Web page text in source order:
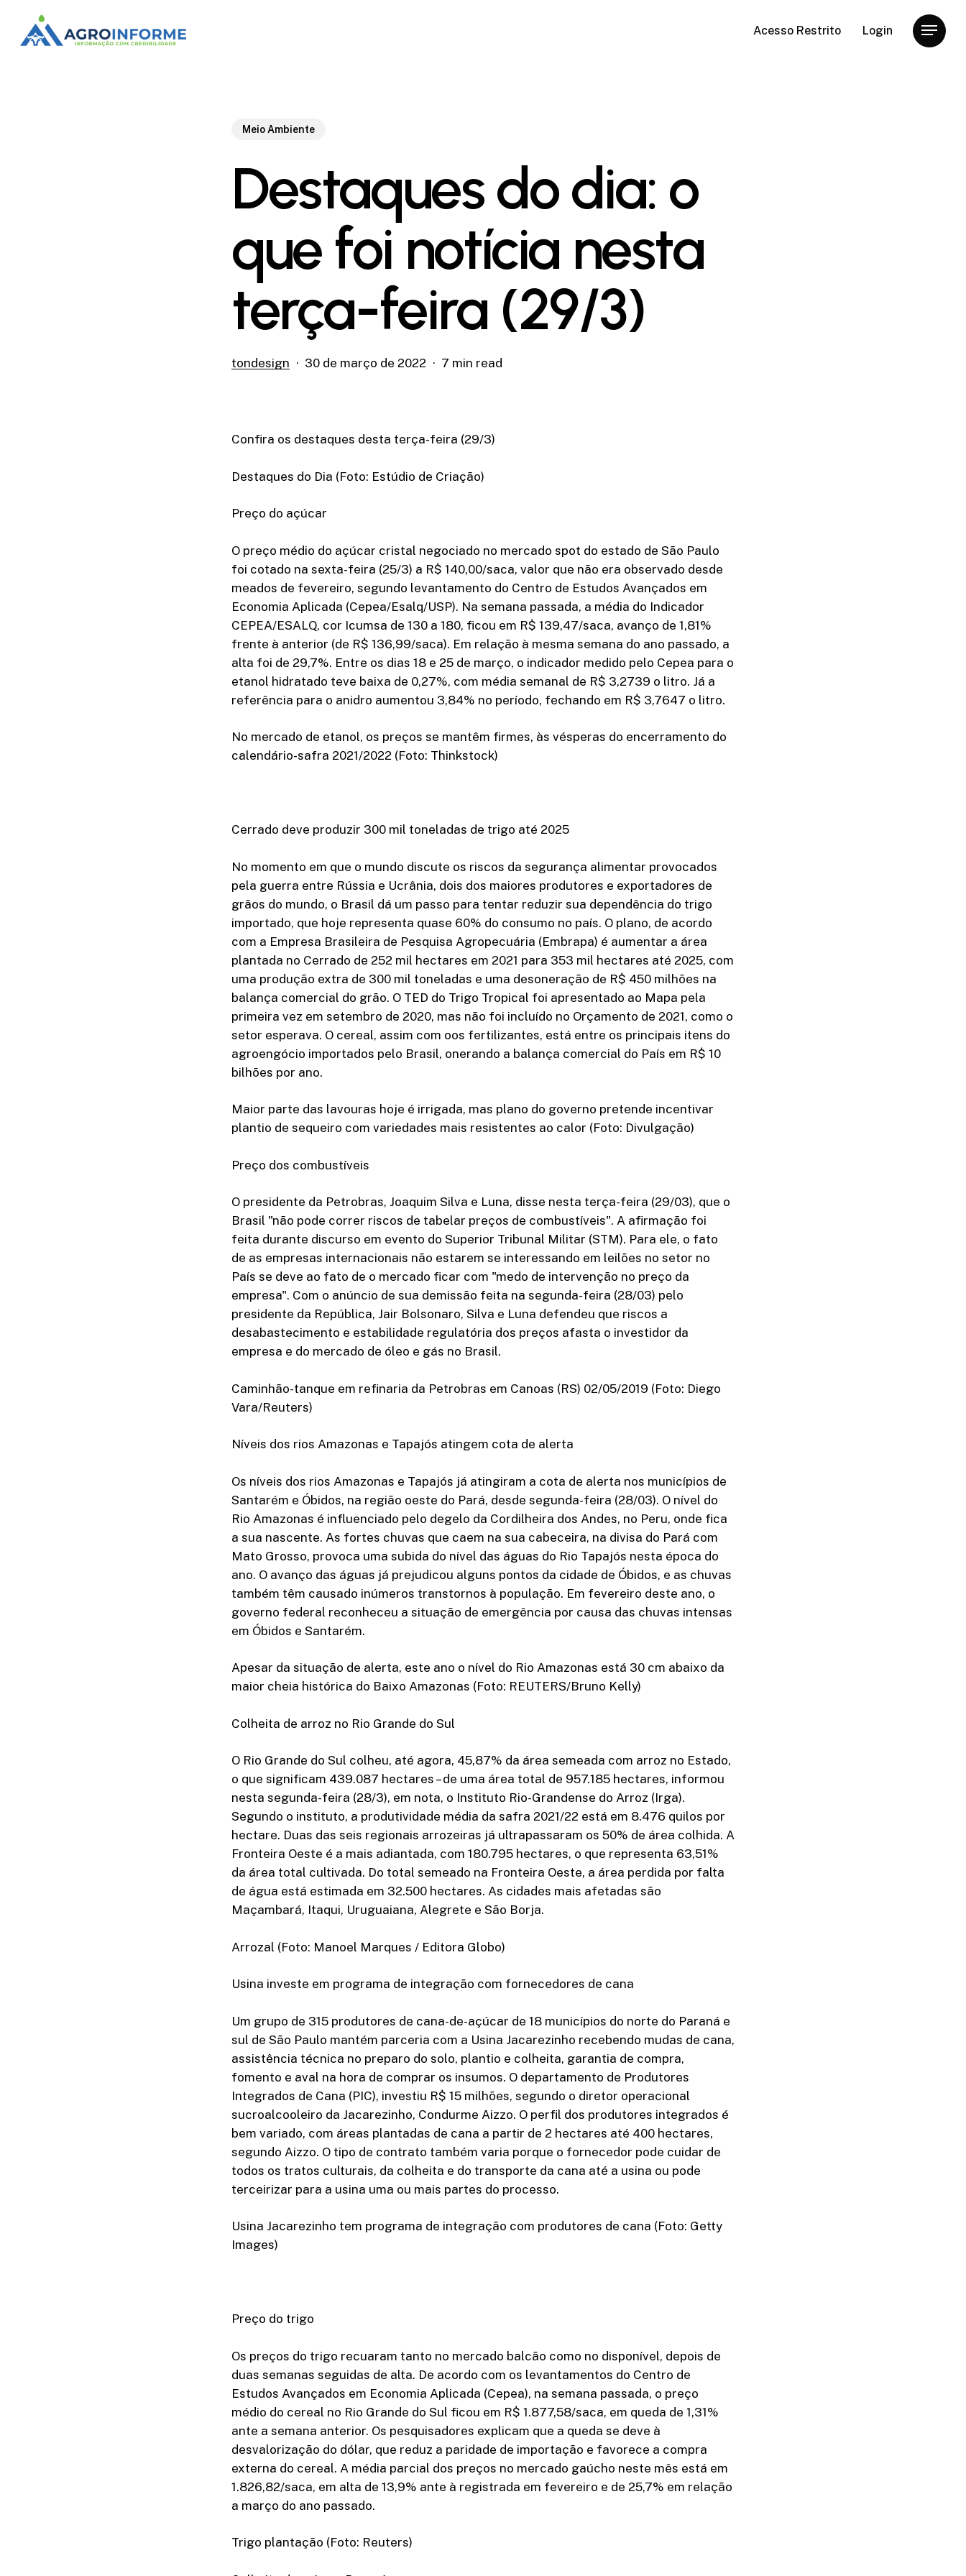
main
Acesso Restrito Login Menu
Meio Ambiente
Destaques do dia: o
que foi notícia nesta
terça-feira (29/3)
tondesign 30 de março de 2022 7 min read
Confira os destaques desta terça-feira (29/3)
Destaques do Dia (Foto: Estúdio de Criação)
Preço do açúcar
O preço médio do açúcar cristal negociado no mercado spot do estado de São Paulo
foi cotado na sexta-feira (25/3) a R$ 140,00/saca, valor que não era observado desde
meados de fevereiro, segundo levantamento do Centro de Estudos Avançados em
Economia Aplicada (Cepea/Esalq/USP). Na semana passada, a média do Indicador
CEPEA/ESALQ, cor Icumsa de 130 a 180, ficou em R$ 139,47/saca, avanço de 1,81%
frente à anterior (de R$ 136,99/saca). Em relação à mesma semana do ano passado, a
alta foi de 29,7%. Entre os dias 18 e 25 de março, o indicador medido pelo Cepea para o
etanol hidratado teve baixa de 0,27%, com média semanal de R$ 3,2739 o litro. Já a
referência para o anidro aumentou 3,84% no período, fechando em R$ 3,7647 o litro.
No mercado de etanol, os preços se mantêm firmes, às vésperas do encerramento do
calendário-safra 2021/2022 (Foto: Thinkstock)
Cerrado deve produzir 300 mil toneladas de trigo até 2025
No momento em que o mundo discute os riscos da segurança alimentar provocados
pela guerra entre Rússia e Ucrânia, dois dos maiores produtores e exportadores de
grãos do mundo, o Brasil dá um passo para tentar reduzir sua dependência do trigo
importado, que hoje representa quase 60% do consumo no país. O plano, de acordo
com a Empresa Brasileira de Pesquisa Agropecuária (Embrapa) é aumentar a área
plantada no Cerrado de 252 mil hectares em 2021 para 353 mil hectares até 2025, com
uma produção extra de 300 mil toneladas e uma desoneração de R$ 450 milhões na
balança comercial do grão. O TED do Trigo Tropical foi apresentado ao Mapa pela
primeira vez em setembro de 2020, mas não foi incluído no Orçamento de 2021, como o
setor esperava. O cereal, assim com oos fertilizantes, está entre os principais itens do
agroengócio importados pelo Brasil, onerando a balança comercial do País em R$ 10
bilhões por ano.
Maior parte das lavouras hoje é irrigada, mas plano do governo pretende incentivar
plantio de sequeiro com variedades mais resistentes ao calor (Foto: Divulgação)
Preço dos combustíveis
O presidente da Petrobras, Joaquim Silva e Luna, disse nesta terça-feira (29/03), que o
Brasil "não pode correr riscos de tabelar preços de combustíveis". A afirmação foi
feita durante discurso em evento do Superior Tribunal Militar (STM). Para ele, o fato
de as empresas internacionais não estarem se interessando em leilões no setor no
País se deve ao fato de o mercado ficar com "medo de intervenção no preço da
empresa". Com o anúncio de sua demissão feita na segunda-feira (28/03) pelo
presidente da República, Jair Bolsonaro, Silva e Luna defendeu que riscos a
desabastecimento e estabilidade regulatória dos preços afasta o investidor da
empresa e do mercado de óleo e gás no Brasil.
Caminhão-tanque em refinaria da Petrobras em Canoas (RS) 02/05/2019 (Foto: Diego
Vara/Reuters)
Níveis dos rios Amazonas e Tapajós atingem cota de alerta
Os níveis dos rios Amazonas e Tapajós já atingiram a cota de alerta nos municípios de
Santarém e Óbidos, na região oeste do Pará, desde segunda-feira (28/03). O nível do
Rio Amazonas é influenciado pelo degelo da Cordilheira dos Andes, no Peru, onde fica
a sua nascente. As fortes chuvas que caem na sua cabeceira, na divisa do Pará com
Mato Grosso, provoca uma subida do nível das águas do Rio Tapajós nesta época do
ano. O avanço das águas já prejudicou alguns pontos da cidade de Óbidos, e as chuvas
também têm causado inúmeros transtornos à população. Em fevereiro deste ano, o
governo federal reconheceu a situação de emergência por causa das chuvas intensas
em Óbidos e Santarém.
Apesar da situação de alerta, este ano o nível do Rio Amazonas está 30 cm abaixo da
maior cheia histórica do Baixo Amazonas (Foto: REUTERS/Bruno Kelly)
Colheita de arroz no Rio Grande do Sul
O Rio Grande do Sul colheu, até agora, 45,87% da área semeada com arroz no Estado,
o que significam 439.087 hectares – de uma área total de 957.185 hectares, informou
nesta segunda-feira (28/3), em nota, o Instituto Rio-Grandense do Arroz (Irga).
Segundo o instituto, a produtividade média da safra 2021/22 está em 8.476 quilos por
hectare. Duas das seis regionais arrozeiras já ultrapassaram os 50% de área colhida. A
Fronteira Oeste é a mais adiantada, com 180.795 hectares, o que representa 63,51%
da área total cultivada. Do total semeado na Fronteira Oeste, a área perdida por falta
de água está estimada em 32.500 hectares. As cidades mais afetadas são
Maçambará, Itaqui, Uruguaiana, Alegrete e São Borja.
Arrozal (Foto: Manoel Marques / Editora Globo)
Usina investe em programa de integração com fornecedores de cana
Um grupo de 315 produtores de cana-de-açúcar de 18 municípios do norte do Paraná e
sul de São Paulo mantém parceria com a Usina Jacarezinho recebendo mudas de cana,
assistência técnica no preparo do solo, plantio e colheita, garantia de compra,
fomento e aval na hora de comprar os insumos. O departamento de Produtores
Integrados de Cana (PIC), investiu R$ 15 milhões, segundo o diretor operacional
sucroalcooleiro da Jacarezinho, Condurme Aizzo. O perfil dos produtores integrados é
bem variado, com áreas plantadas de cana a partir de 2 hectares até 400 hectares,
segundo Aizzo. O tipo de contrato também varia porque o fornecedor pode cuidar de
todos os tratos culturais, da colheita e do transporte da cana até a usina ou pode
terceirizar para a usina uma ou mais partes do processo.
Usina Jacarezinho tem programa de integração com produtores de cana (Foto: Getty
Images)
Preço do trigo
Os preços do trigo recuaram tanto no mercado balcão como no disponível, depois de
duas semanas seguidas de alta. De acordo com os levantamentos do Centro de
Estudos Avançados em Economia Aplicada (Cepea), na semana passada, o preço
médio do cereal no Rio Grande do Sul ficou em R$ 1.877,58/saca, em queda de 1,31%
ante a semana anterior. Os pesquisadores explicam que a queda se deve à
desvalorização do dólar, que reduz a paridade de importação e favorece a compra
externa do cereal. A média parcial dos preços no mercado gaúcho neste mês está em
1.826,82/saca, em alta de 13,9% ante à registrada em fevereiro e de 25,7% em relação
a março do ano passado.
Trigo plantação (Foto: Reuters)